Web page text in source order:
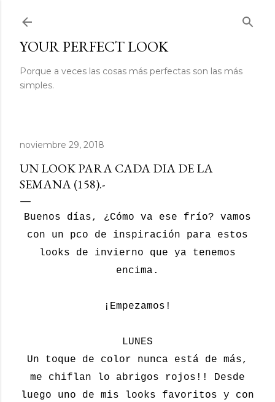
YOUR PERFECT LOOK
Porque a veces las cosas más perfectas son las más
simples.
noviembre 29, 2018
UN LOOK PARA CADA DIA DE LA
SEMANA (158).-
Buenos días, ¿Cómo va ese frío? vamos
con un pco de inspiración para estos
looks de invierno que ya tenemos
encima.
¡Empezamos!
LUNES
Un toque de color nunca está de más,
me chiflan lo abrigos rojos!! Desde
luego uno de mis looks favoritos y con